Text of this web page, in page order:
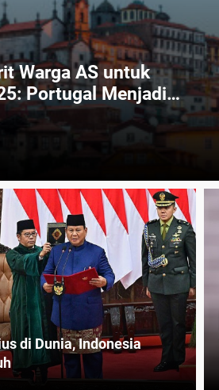
Warga AS untuk
Portugal Menjadi
di Dunia, Indonesia